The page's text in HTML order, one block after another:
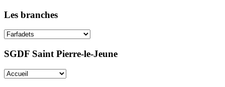
Les branches
SGDF Saint Pierre-le-Jeune